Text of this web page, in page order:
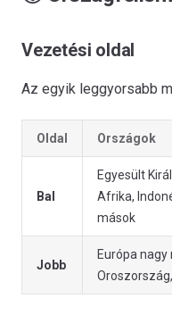
Vezetési oldal
Az egyik leggyorsabb
Oldal Országok
Bal
Egyesült
Afrika,
mások
Jobb
Európa nagy